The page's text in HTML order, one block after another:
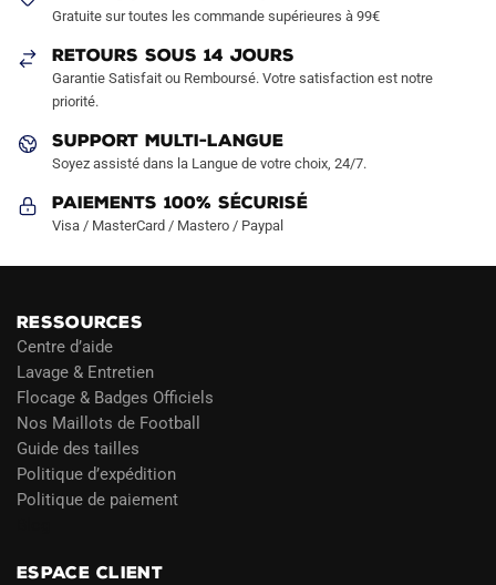
la
Gratuite sur toutes les commande supérieures à 99€
RETOURS SOUS 14 JOURS
Garantie Satisfait ou Remboursé. Votre satisfaction est notre
priorité.
SUPPORT MULTI-LANGUE
Soyez assisté dans la Langue de votre choix, 24/7.
Paiements 100% Sécurisé
Visa / MasterCard / Mastero / Paypal
RESSOURCES
Centre d’aide
Lavage & Entretien
Flocage & Badges Officiels
Nos Maillots de Football
Guide des tailles
Politique d’expédition
Politique de paiement
ESPACE CLIENT